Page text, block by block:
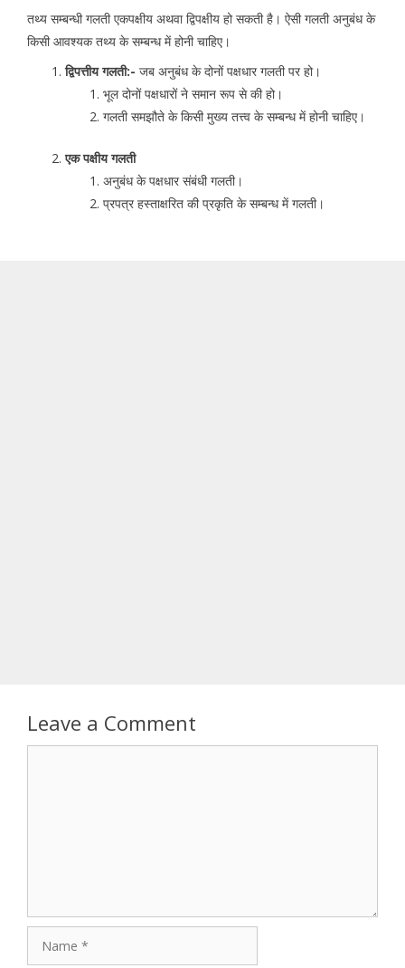
तथ्य सम्बन्धी गलती एकपक्षीय अथवा द्विपक्षीय हो सकती है। ऐसी गलती अनुबंध के
किसी आवश्यक तथ्य के सम्बन्ध में होनी चाहिए।
द्विपत्तीय गलती:- जब अनुबंध के दोनों पक्षधार गलती पर हो।
भूल दोनों पक्षधारों ने समान रूप से की हो।
गलती समझौते के किसी मुख्य तत्त्व के सम्बन्ध में होनी चाहिए।
एक पक्षीय गलती
अनुबंध के पक्षधार संबंधी गलती।
प्रपत्र हस्ताक्षरित की प्रकृति के सम्बन्ध में गलती।
Leave a Comment